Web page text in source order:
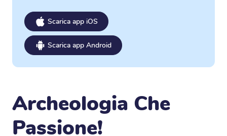
Scarica app iOS
Scarica app Android
Archeologia Che
Passione!